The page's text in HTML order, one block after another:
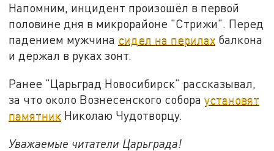
Напомним, инцидент произошёл в первой
половине дня в микрорайоне "Стрижи". Перед
падением мужчина сидел на перилах балкона
и держал в руках зонт.
Ранее "Царьград Новосибирск" рассказывал,
за что около Вознесенского собораустановят
памятник Николаю Чудотворцу.
Уважаемые читатели Царьграда!